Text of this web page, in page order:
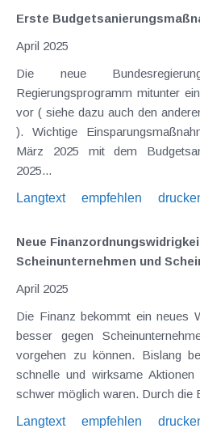
Erste
April 2025
Die neue
Regierungsprogramm mitunter
vor ( siehe dazu auch den
). Wichtige
März 2025 mit dem
2025...
Langtext
empfehlen
Neue
Scheinunternehmen und
April 2025
Die Finanz bekommt ein neues
besser gegen
vorgehen zu können. Bislang
schnelle und wirksame Aktionen
schwer möglich waren. Durch die
Langtext
empfehlen